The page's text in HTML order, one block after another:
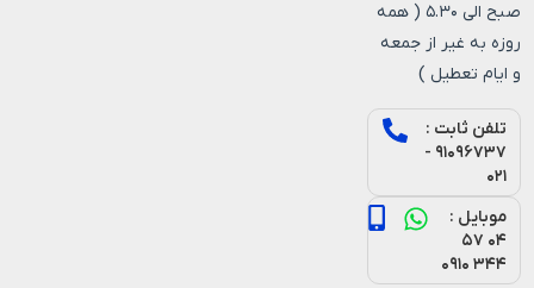
صبح الی ۵.۳۰ ( همه
روزه به غیر از جمعه
و ایام تعطیل )
تلفن ثابت :
۹۱۰۹۶۷۳۷ -
۰۲۱
موبایل :
۰۴ ۵۷
۳۴۴ ۰۹۱۰